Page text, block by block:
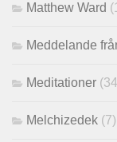
Matthew Ward
Meddelande
Meditationer
Melchizedek (7)